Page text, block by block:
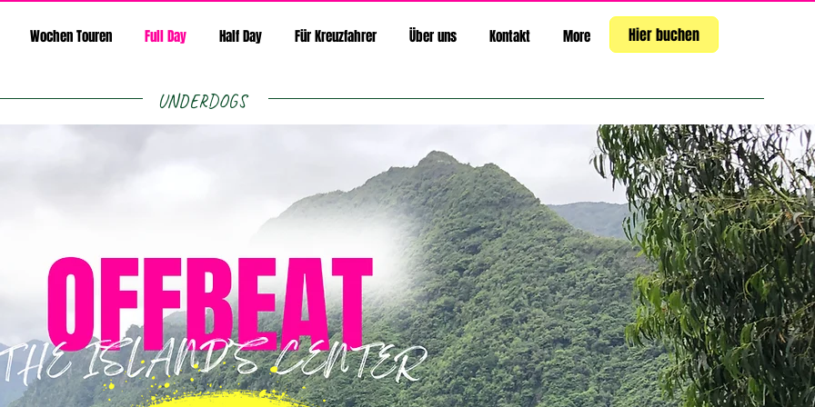
Wochen Touren Full Day Half Day Für Kreuzfahrer Über uns Kontakt More Hier buchen
UNDERDOGS